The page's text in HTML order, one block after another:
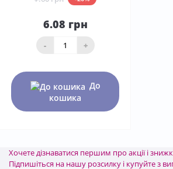
6.08 грн
- +
До
кошика
Хочете дізнаватися першим про акції і
Підпишіться на нашу розсилку і купуйте з